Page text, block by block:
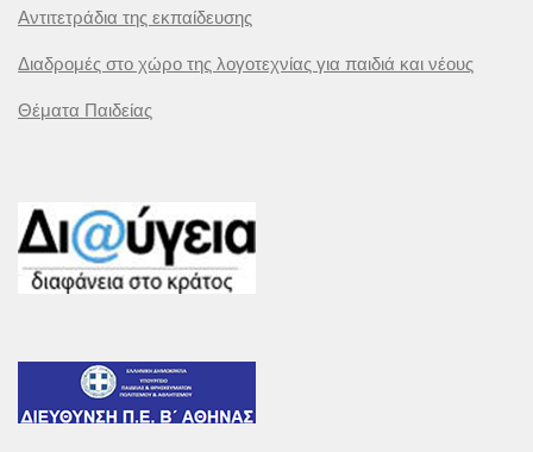
Αντιτετράδια της εκπαίδευσης
Διαδρομές στο χώρο της λογοτεχνίας για παιδιά και νέους
Θέματα Παιδείας